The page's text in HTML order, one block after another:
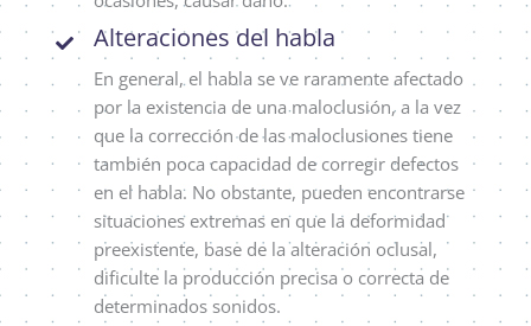
Alteraciones del habla
En general, el habla se ve raramente afectado
por la existencia de una maloclusión, a la vez
que la corrección de las maloclusiones tiene
también poca capacidad de corregir defectos
en el habla. No obstante, pueden encontrarse
situaciones extremas en que la deformidad
preexistente, base de la alteración oclusal,
dificulte la producción precisa o correcta de
determinados sonidos.